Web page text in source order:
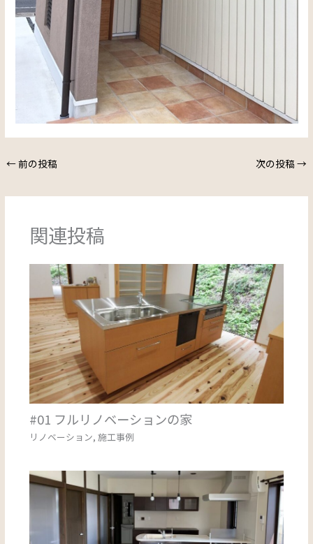
←前の投稿 次の投稿 →
関連投稿
#01 フルリノベーションの家
リノベーション, 施工事例